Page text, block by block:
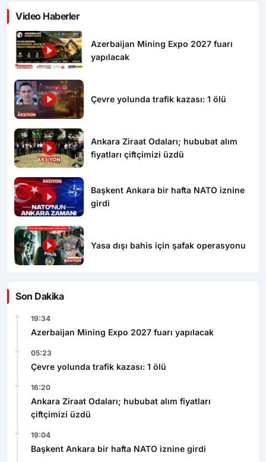
Video Haberler
Azerbaijan Mining Expo 2027 fuarı
yapılacak
Çevre yolunda trafik kazası: 1 ölü
Ankara Ziraat Odaları; hububat alım
fiyatları çiftçimizi üzdü
Başkent Ankara bir hafta NATO iznine
girdi
Yasa dışı bahis için şafak operasyonu
Son Dakika
19:34
Azerbaijan Mining Expo 2027 fuarı yapılacak
05:23
Çevre yolunda trafik kazası: 1 ölü
16:20
Ankara Ziraat Odaları; hububat alım fiyatları
çiftçimizi üzdü
19:04
Başkent Ankara bir hafta NATO iznine girdi